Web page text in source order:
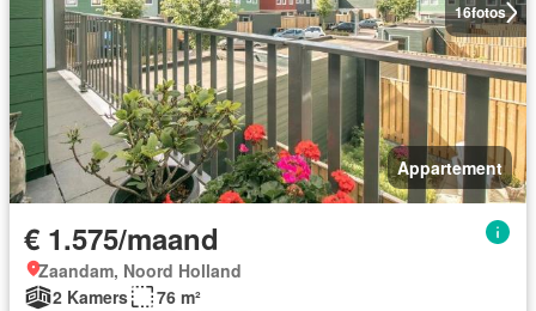
16fotos
Appartement
€ 1.575/maand
Zaandam, Noord Holland
2 Kamers
76 m²